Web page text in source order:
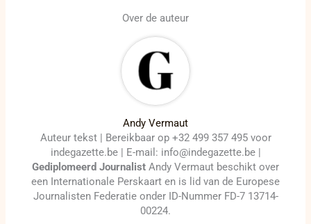
Over de auteur
Andy Vermaut
Auteur tekst | Bereikbaar op +32 499 357 495 voor
indegazette.be | E-mail: info@indegazette.be |
Gediplomeerd Journalist Andy Vermaut beschikt over
een Internationale Perskaart en is lid van de Europese
Journalisten Federatie onder ID-Nummer FD-7 13714-
00224.